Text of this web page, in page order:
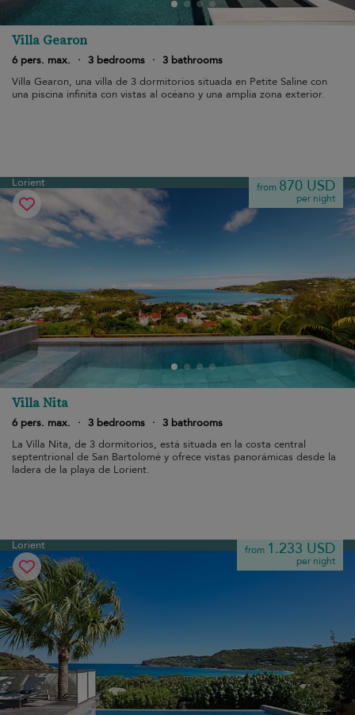
Villa Gearon
6 pers. max. · 3 bedrooms · 3 bathrooms
Villa Gearon, una villa de 3 dormitorios situada en Petite Saline con
una piscina infinita con vistas al océano y una amplia zona exterior.
Lorient from 870 USD
per night
Villa Nita
6 pers. max. · 3 bedrooms · 3 bathrooms
La Villa Nita, de 3 dormitorios, está situada en la costa central
septentrional de San Bartolomé y ofrece vistas panorámicas desde la
ladera de la playa de Lorient.
Lorient from 1.233 USD
per night